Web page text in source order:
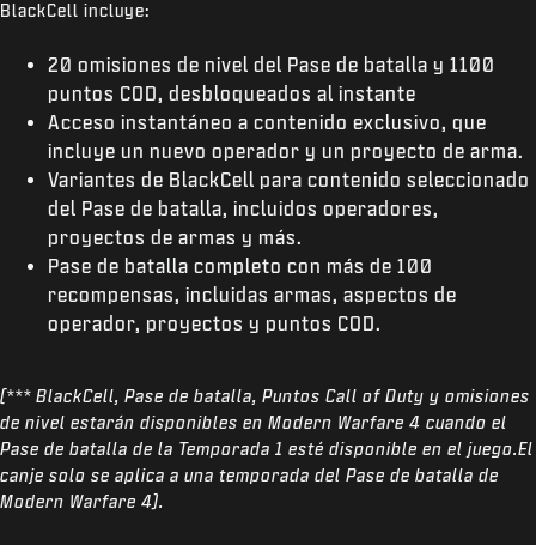
BlackCell incluye:
20 omisiones de nivel del Pase de batalla y 1100
puntos COD, desbloqueados al instante
Acceso instantáneo a contenido exclusivo, que
incluye un nuevo operador y un proyecto de arma.
Variantes de BlackCell para contenido seleccionado
del Pase de batalla, incluidos operadores,
proyectos de armas y más.
Pase de batalla completo con más de 100
recompensas, incluidas armas, aspectos de
operador, proyectos y puntos COD.
(*** BlackCell, Pase de batalla, Puntos Call of Duty y omisiones
de nivel estarán disponibles en Modern Warfare 4 cuando el
Pase de batalla de la Temporada 1 esté disponible en el juego.El
canje solo se aplica a una temporada del Pase de batalla de
Modern Warfare 4).